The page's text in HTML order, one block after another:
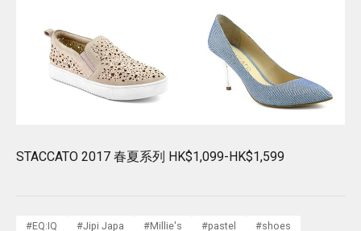
STACCATO 2017 春夏系列 HK$1,099-HK$1,599
#EQ:IQ #Jipi Japa #Millie's #pastel #shoes